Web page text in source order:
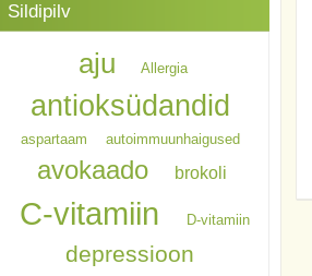
Sildipilv
aju Allergia
antioksüdandid
aspartaam autoimmuunhaigused
avokaado brokoli
C-vitamiin D-vitamiin
depressioon